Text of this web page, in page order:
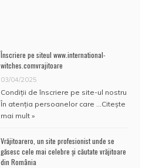
Înscriere pe siteul www.international-
witches.comvrajitoare
03/04/2025
Condiţii de înscriere pe site-ul nostru
În atenţia persoanelor care …Citește
mai mult »
Vrăjitoarero, un site profesionist unde se
găsesc cele mai celebre și căutate vrăjitoare
din România